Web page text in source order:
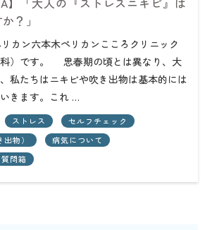
？」
カン六本木ペリカンこころクリニック
科）です。 思春期の頃とは異なり、大
私たちはニキビや吹き出物は基本的には
きます。これ …
ストレス
セルフチェック
物）
病気について
質問箱